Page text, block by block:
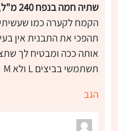
שתיה חמה בנפח 240 מ"ל
הקמח לקערה כמו שעשיתי
תהפכי את התבנית אין
אותה ככה ומבטיח לך
תשתמשי בביצים L ולא M
הגב